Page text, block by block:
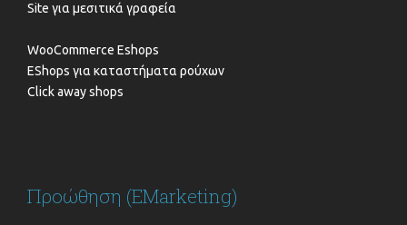
Site για μεσιτικά γραφεία
WooCommerce Eshops
EShops για καταστήματα ρούχων
Click away shops
Προώθηση (EMarketing)